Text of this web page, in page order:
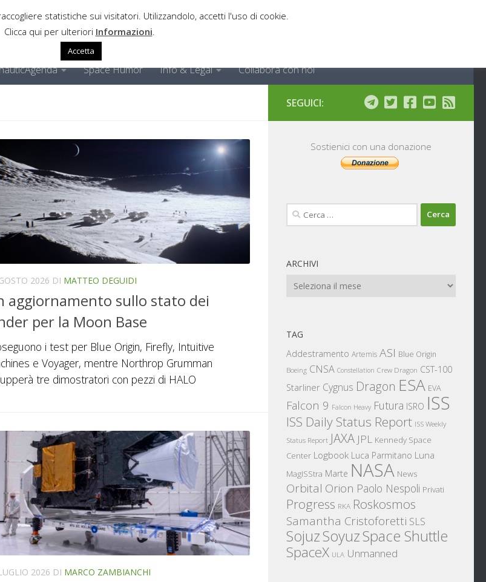
Space Humor Info & Legal Collabora con noi
2026 DI MATTEO DEGUIDI
aggiornamento sullo stato dei
per la Moon Base
i test per Blue Origin, Firefly, Intuitive
e Voyager, mentre Northrop Grumman
tre dimostratori con pezzi di HALO
2026 DI MARCO ZAMBIANCHI
SEGUICI:
Sostienici con una donazione
Ricerca
per:
ARCHIVI
Archivi
TAG
Addestramento Artemis ASI Blue Origin
Boeing CNSA Constellation Crew Dragon CST-100
Starliner Cygnus Dragon ESA EVA
Falcon 9 Falcon Heavy Futura ISRO ISS
ISS Daily Status Report ISS Weekly
Status Report JAXA JPL Kennedy Space
Center Logbook Luca Parmitano Luna
MagISStra Marte NASA News
Orbital Orion Paolo Nespoli Privati
Progress RKA Roskosmos
Samantha Cristoforetti SLS
SojuzSoyuzSpace Shuttle
SpaceX ULA Unmanned
statistiche sui visitatori. Utilizzandolo, accetti l'uso di cookie.
Clicca qui per ulteriori Informazioni
Accetta